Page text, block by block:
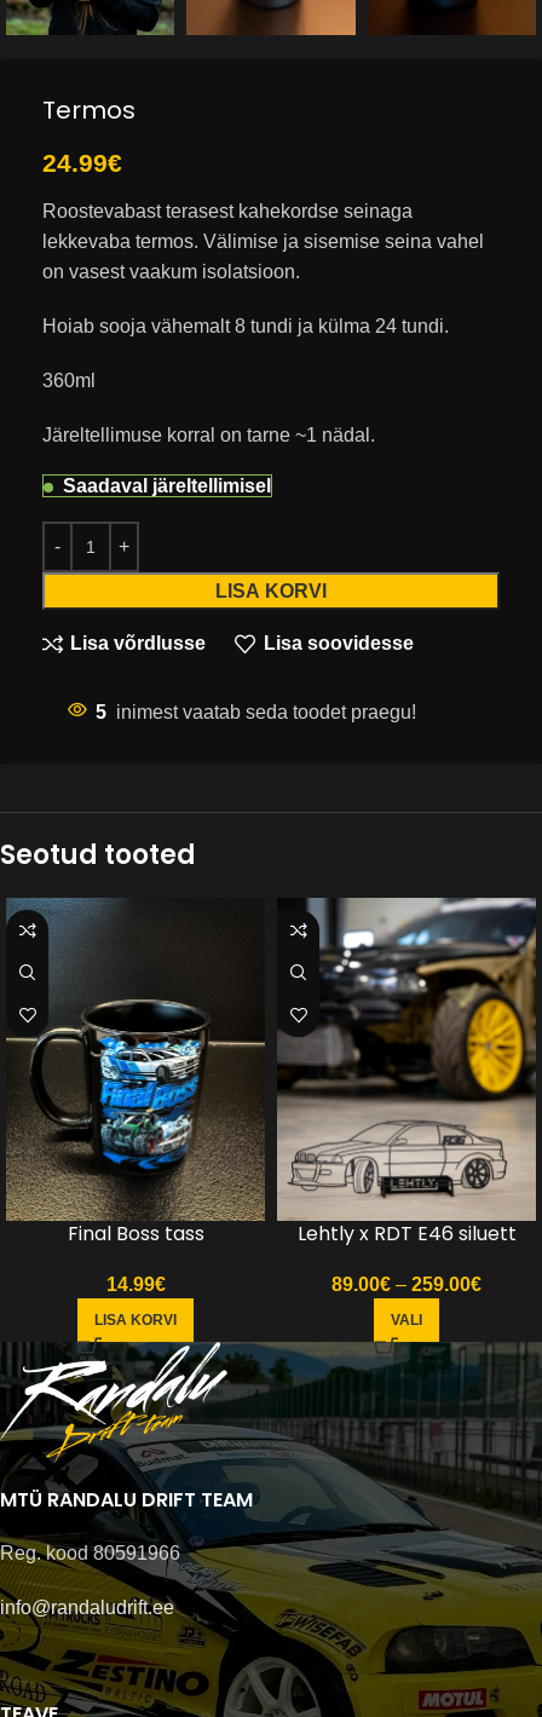
Termos
24.99€
Roostevabast terasest kahekordse seinaga
lekkevaba termos. Välimise ja sisemise seina vahel
on vasest vaakum isolatsioon.
Hoiab sooja vähemalt 8 tundi ja külma 24 tundi.
360ml
Järeltellimuse korral on tarne ~1 nädal.
Saadaval järeltellimisel
LISA KORVI
Lisa võrdlusse Lisa soovidesse
5 inimest vaatab seda toodet praegu!
Seotud tooted
Final Boss tass
14.99€
LISA KORVI
Lehtly x RDT E46 siluett
89.00€ – 259.00€
VALI
MTÜ RANDALU DRIFT TEAM
Reg. kood 80591966
info@randaludrift.ee